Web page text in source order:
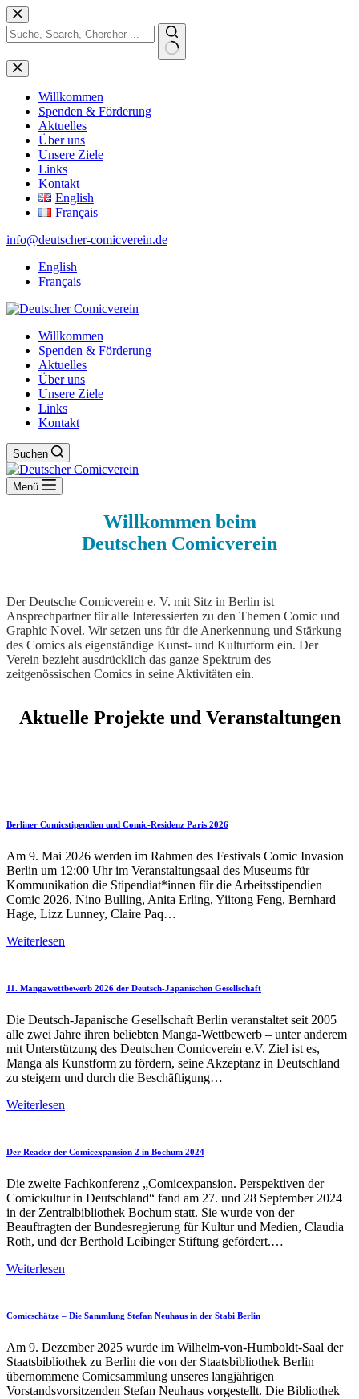
Zum
Inhalt
springen
Keine
Ergebnisse
Willkommen
Spenden & Förderung
Aktuelles
Über uns
Unsere Ziele
Links
Kontakt
English
Français
info@deutscher-comicverein.de
English
Français
Willkommen
Spenden & Förderung
Aktuelles
Über uns
Unsere Ziele
Links
Kontakt
Suchen
Menü
Willkommen beim
Deutschen Comicverein
Der Deutsche Comicverein e. V. mit Sitz in Berlin ist
Ansprechpartner für alle Interessierten zu den Themen Comic und
Graphic Novel. Wir setzen uns für die Anerkennung und Stärkung
des Comics als eigenständige Kunst- und Kulturform ein. Der
Verein bezieht ausdrücklich das ganze Spektrum des
zeitgenössischen Comics in seine Aktivitäten ein.
Aktuelle Projekte und Veranstaltungen
Berliner Comicstipendien und Comic-Residenz Paris 2026
Am 9. Mai 2026 werden im Rahmen des Festivals Comic Invasion
Berlin um 12:00 Uhr im Veranstaltungsaal des Museums für
Kommunikation die Stipendiat*innen für die Arbeitsstipendien
Comic 2026, Nino Bulling, Anita Erling, Yiitong Feng, Bernhard
Hage, Lizz Lunney, Claire Paq…
Weiterlesen
Comic-
Paris
2026
11. Mangawettbewerb 2026 der Deutsch-Japanischen Gesellschaft
Die Deutsch-Japanische Gesellschaft Berlin veranstaltet seit 2005
alle zwei Jahre ihren beliebten Manga-Wettbewerb – unter anderem
mit Unterstützung des Deutschen Comicverein e.V. Ziel ist es,
Manga als Kunstform zu fördern, seine Akzeptanz in Deutschland
zu steigern und durch die Beschäftigung…
Weiterlesen
der
Japanischen
Gesellschaft
Der Reader der Comicexpansion 2 in Bochum 2024
Die zweite Fachkonferenz „Comicexpansion. Perspektiven der
Comickultur in Deutschland“ fand am 27. und 28 September 2024
in der Zentralbibliothek Bochum statt. Sie wurde von der
Beauftragten der Bundesregierung für Kultur und Medien, Claudia
Roth, und der Berthold Leibinger Stiftung gefördert.…
Weiterlesen
Comicexpansion
Bochum
2024
Comicschätze – Die Sammlung Stefan Neuhaus in der Stabi Berlin
Am 9. Dezember 2025 wurde im Wilhelm-von-Humboldt-Saal der
Staatsbibliothek zu Berlin die von der Staatsbibliothek Berlin
übernommene Comicsammlung unseres langjährigen
Vorstandsvorsitzenden Stefan Neuhaus vorgestellt. Die Bibliothek